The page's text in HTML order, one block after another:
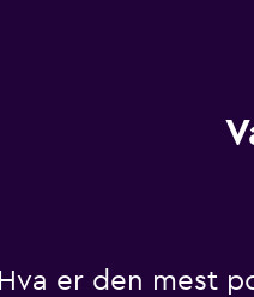
Hva er den mest